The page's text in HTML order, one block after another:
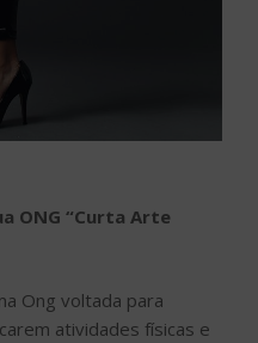
ONG “Curta Arte
Ong voltada para
atividades físicas e